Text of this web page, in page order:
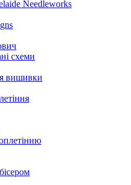
Needleworks
схеми
вишивки